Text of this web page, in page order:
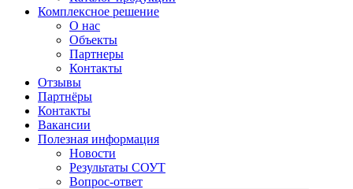
Комплексное решение
О нас
Объекты
Партнеры
Контакты
Отзывы
Партнёры
Контакты
Вакансии
Полезная информация
Новости
Результаты СОУТ
Вопрос-ответ